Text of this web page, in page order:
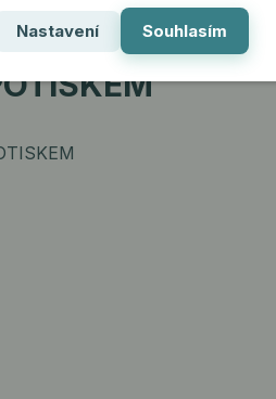
Nastavení Souhlasím